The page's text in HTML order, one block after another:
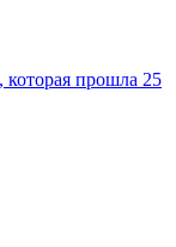
прошла 25